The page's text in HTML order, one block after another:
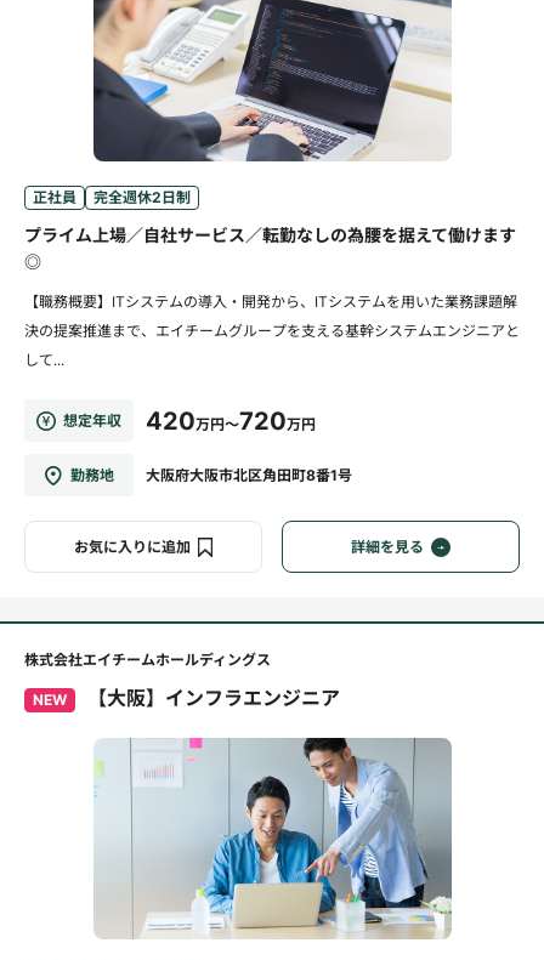
正社員 完全週休2日制
プライム上場／自社サービス／転勤なしの為腰を据えて働けます
◎
【職務概要】ITシステムの導入・開発から、ITシステムを用いた業務課題解
決の提案推進まで、エイチームグループを支える基幹システムエンジニアと
して...
想定年収 420万円～720万円
勤務地 大阪府大阪市北区角田町8番1号
お気に入りに追加 詳細を見る
株式会社エイチームホールディングス
NEW 【大阪】インフラエンジニア